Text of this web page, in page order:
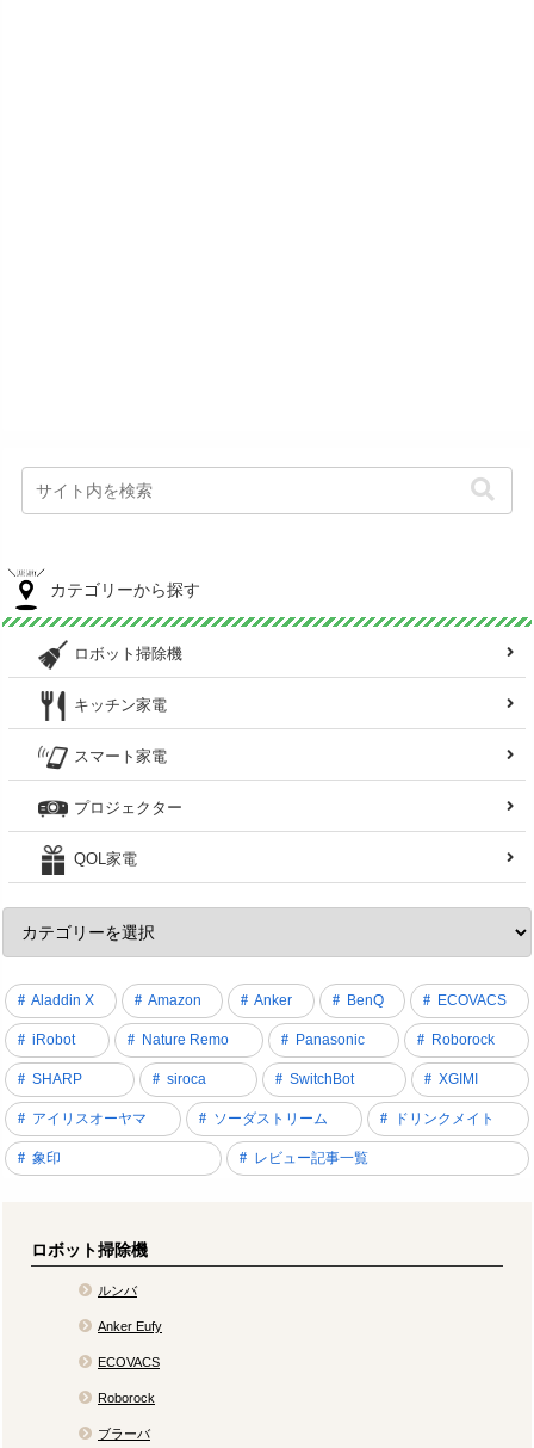
カテゴリーから探す
ロボット掃除機
キッチン家電
スマート家電
プロジェクター
QOL家電
Aladdin X Amazon Anker BenQ ECOVACS
iRobot Nature Remo Panasonic Roborock
SHARP siroca SwitchBot XGIMI
アイリスオーヤマ ソーダストリーム ドリンクメイト
象印 レビュー記事一覧
ロボット掃除機
ルンバ
Anker Eufy
ECOVACS
Roborock
ブラーバ